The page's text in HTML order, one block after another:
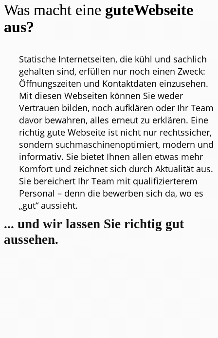
Was macht eine guteWebseite
aus?
Statische Internetseiten, die kühl und sachlich
gehalten sind, erfüllen nur noch einen Zweck:
Öffnungszeiten und Kontaktdaten einzusehen.
Mit diesen Webseiten können Sie weder
Vertrauen bilden, noch aufklären oder Ihr Team
davor bewahren, alles erneut zu erklären. Eine
richtig gute Webseite ist nicht nur rechtssicher,
sondern suchmaschinenoptimiert, modern und
informativ. Sie bietet Ihnen allen etwas mehr
Komfort und zeichnet sich durch Aktualität aus.
Sie bereichert Ihr Team mit qualifizierterem
Personal – denn die bewerben sich da, wo es
„gut“ aussieht.
... und wir lassen Sie richtig gut
aussehen.